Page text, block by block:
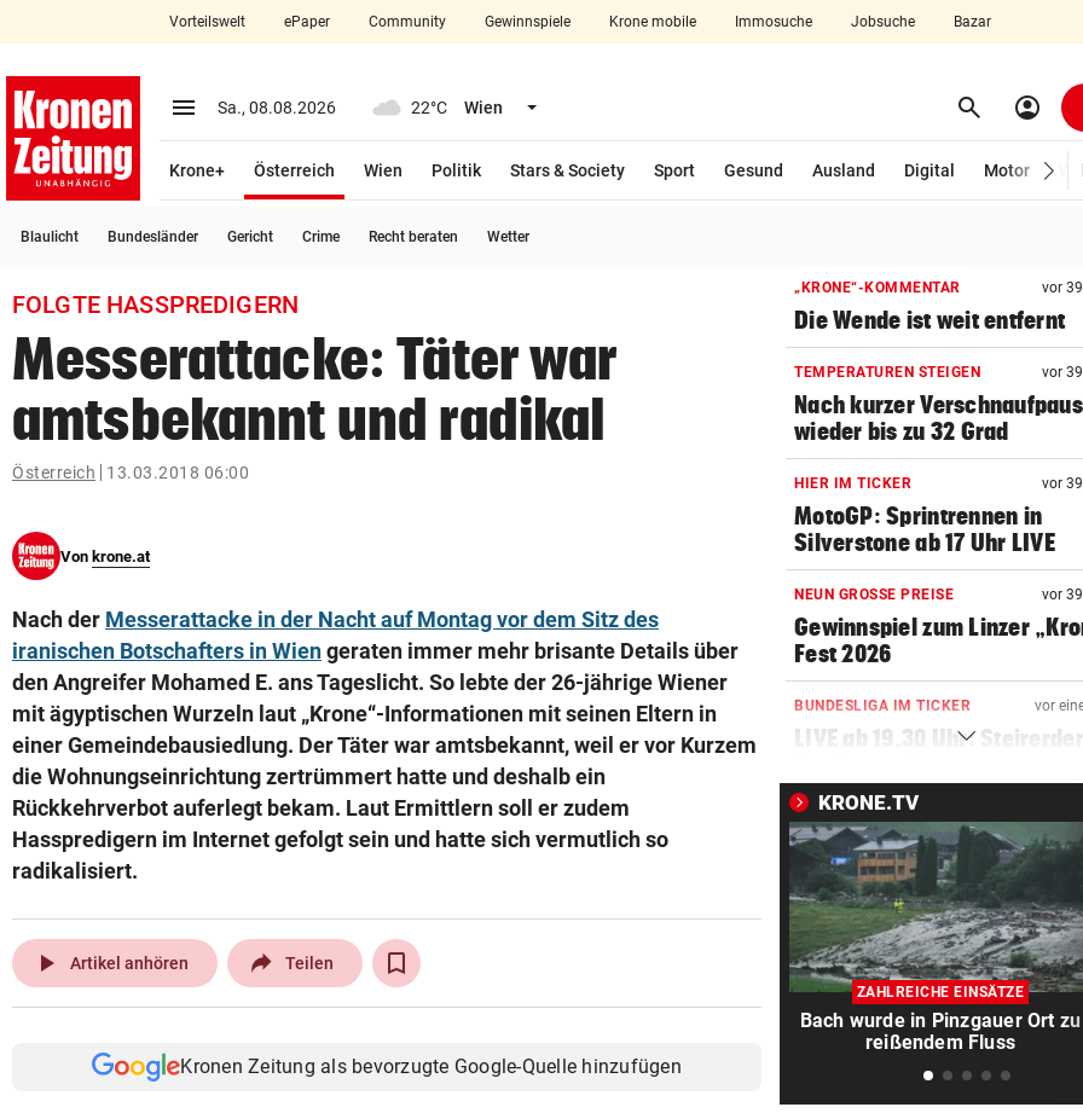
closeSchließen
account_circle Anmelden
arrow_right
bookmark
search
Suchbegriff
eingeben
© Krone Multimedia GmbH & Co KG 2026
Vorteilswelt ePaper Community Gewinnspiele Krone mobile Immosuche Jobsuche Bazar
menu Menü aufklappen
Sa., 08.08.2026 22°C Wien Menü aufklappen search Suchen
account_circle
Krone+ Österreich
Wien
Politik Stars & Society Sport Gesund Ausland Digital Motor
Blaulicht Bundesländer Gericht Crime Recht beraten Wetter
FOLGTE HASSPREDIGERN
Messerattacke: Täter war
amtsbekannt und radikal
Österreich 13.03.2018 06:00
Von krone.at
Nach der Messerattacke in der Nacht auf Montag vor dem Sitz des
iranischen Botschafters in Wiengeraten immer mehr brisante Details über
den Angreifer Mohamed E. ans Tageslicht. So lebte der 26-jährige Wiener
mit ägyptischen Wurzeln laut „Krone“-Informationen mit seinen Eltern in
einer Gemeindebausiedlung. Der Täter war amtsbekannt, weil er vor Kurzem
die Wohnungseinrichtung zertrümmert hatte und deshalb ein
Rückkehrverbot auferlegt bekam. Laut Ermittlern soll er zudem
Hasspredigern im Internet gefolgt sein und hatte sich vermutlich so
radikalisiert.
play_arrow Artikel anhören Teilen
Kronen Zeitung als bevorzugte Google-Quelle hinzufügen
„KRONE“-KOMMENTAR vor
Die Wende ist weit entfernt
TEMPERATUREN STEIGEN vor
Nach kurzer
wieder bis zu 32 Grad
HIER IM TICKER vor
MotoGP: Sprintrennen in
Silverstone ab 17 Uhr LIVE
NEUN GROSSE PREISE vor
Gewinnspiel zum Linzer
Fest 2026
BUNDESLIGA IM TICKER vor
LIVE ab 19.30 Uhr:
BUNDESLIGA IM TICKER
LIVE ab 17 Uhr: GAK gegen
Lustenau
SOMMERGEWINNSPIEL 2026 vor
Wir verlosen 22 x 1
Getränkekühler für heiße
VOLLEYBALL – FRAUEN
Österreich verliert EM-Test
Montenegro 0:3!
KRONE.TV
ZAHLREICHE EINSÄTZE
Bach wurde in Pinzgauer Ort zu
reißendem Fluss